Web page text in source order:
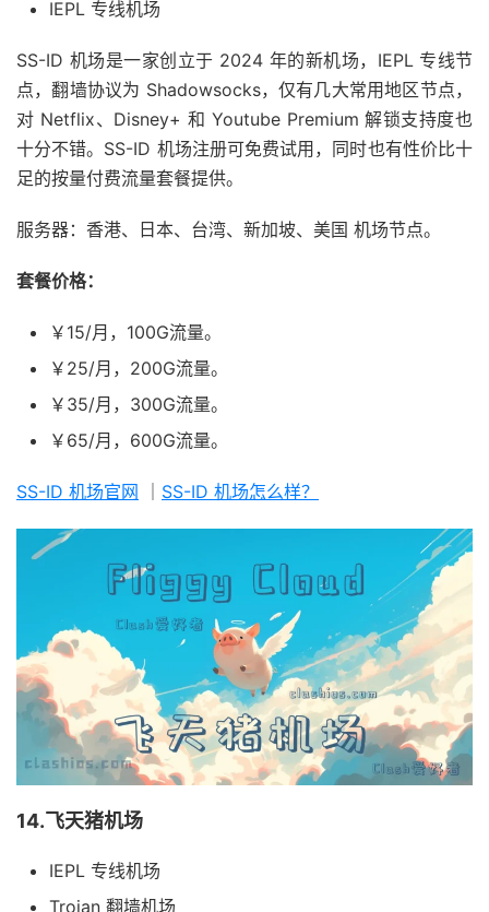
IEPL 专线机场
SS-ID 机场是一家创立于 2024 年的新机场，IEPL 专线节
点，翻墙协议为 Shadowsocks，仅有几大常用地区节点，
对 Netflix、Disney+ 和 Youtube Premium 解锁支持度也
十分不错。SS-ID 机场注册可免费试用，同时也有性价比十
足的按量付费流量套餐提供。
服务器：香港、日本、台湾、新加坡、美国 机场节点。
套餐价格：
￥15/月，100G流量。
￥25/月，200G流量。
￥35/月，300G流量。
￥65/月，600G流量。
SS-ID 机场官网 SS-ID 机场怎么样？
14.飞天猪机场
IEPL 专线机场
Trojan 翻墙机场